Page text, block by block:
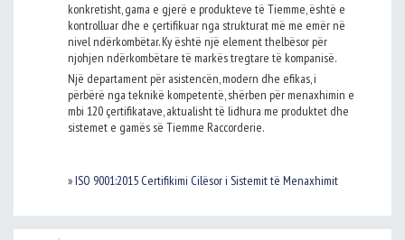
konkretisht, gama e gjerë e produkteve të Tiemme, është e
kontrolluar dhe e çertifikuar nga strukturat më me emër në
nivel ndërkombëtar. Ky është një element thelbësor për
njohjen ndërkombëtare të markës tregtare të kompanisë.
Një departament për asistencën, modern dhe efikas, i
përbërë nga teknikë kompetentë, shërben për menaxhimin e
mbi 120 çertifikatave, aktualisht të lidhura me produktet dhe
sistemet e gamës së Tiemme Raccorderie.
» ISO 9001:2015 Certifikimi Cilësor i Sistemit të Menaxhimit